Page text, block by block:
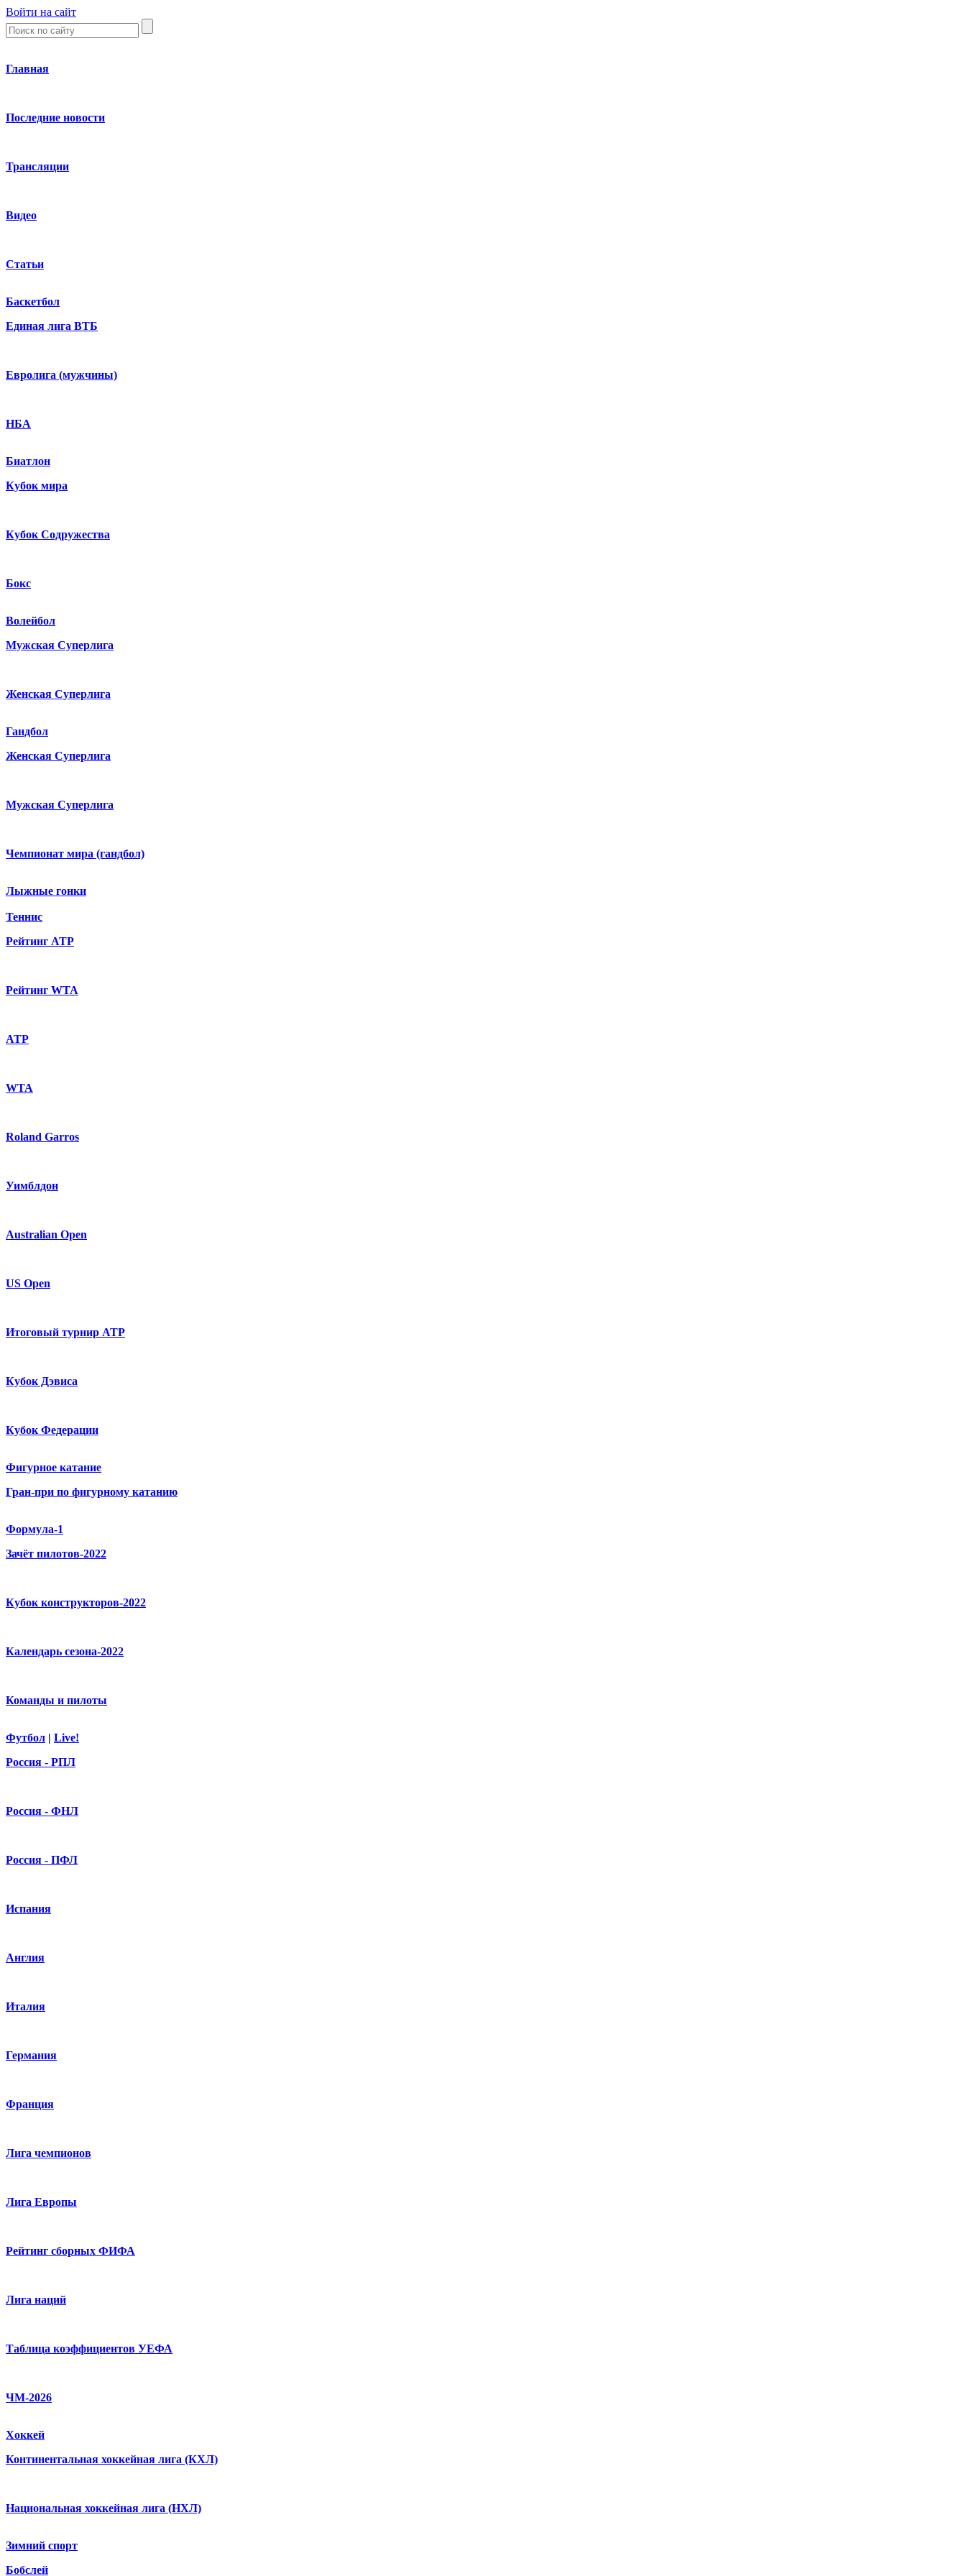
Войти на сайт
Главная
Последние новости
Трансляции
Видео
Статьи
Баскетбол
Единая лига ВТБ
Евролига (мужчины)
НБА
Биатлон
Кубок мира
Кубок Содружества
Бокс
Волейбол
Мужская Суперлига
Женская Суперлига
Гандбол
Женская Суперлига
Мужская Суперлига
Чемпионат мира (гандбол)
Лыжные гонки
Теннис
Рейтинг ATP
Рейтинг WTA
ATP
WTA
Roland Garros
Уимблдон
Australian Open
US Open
Итоговый турнир ATP
Кубок Дэвиса
Кубок Федерации
Фигурное катание
Гран-при по фигурному катанию
Формула-1
Зачёт пилотов-2022
Кубок конструкторов-2022
Календарь сезона-2022
Команды и пилоты
Футбол | Live!
Россия - РПЛ
Россия - ФНЛ
Россия - ПФЛ
Испания
Англия
Италия
Германия
Франция
Лига чемпионов
Лига Европы
Рейтинг сборных ФИФА
Лига наций
Таблица коэффициентов УЕФА
ЧМ-2026
Хоккей
Континентальная хоккейная лига (КХЛ)
Национальная хоккейная лига (НХЛ)
Зимний спорт
Бобслей